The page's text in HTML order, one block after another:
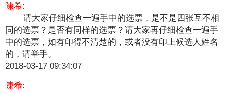
陳希:
请大家仔细检查一遍手中的选票，是不是四张互不相
同的选票？是否有同样的选票？请大家再仔细检查一遍手
中的选票，如有印得不清楚的，或者没有印上候选人姓名
的，请举手。
2018-03-17 09:34:07
陳希: